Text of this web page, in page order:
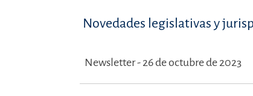
Novedades legislativas y
Newsletter - 26 de octubre de 2023